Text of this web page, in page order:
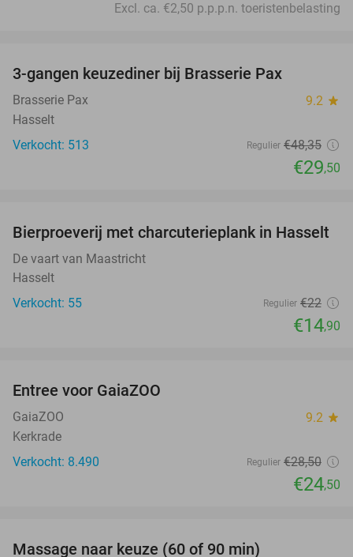
Excl. ca. €2,50 p.p.p.n. toeristenbelasting
3-gangen keuzediner bij Brasserie Pax
Brasserie Pax 9.2 star
Hasselt
Verkocht: 513
Regulier €48,35
€29,50
32%
Bierproeverij met charcuterieplank in Hasselt
De vaart van Maastricht
Hasselt
Verkocht: 55
Regulier €22
€14,90
Entree voor GaiaZOO
GaiaZOO 9.2 star
Kerkrade
Verkocht: 8.490
Regulier €28,50
€24,50
Massage naar keuze (60 of 90 min)